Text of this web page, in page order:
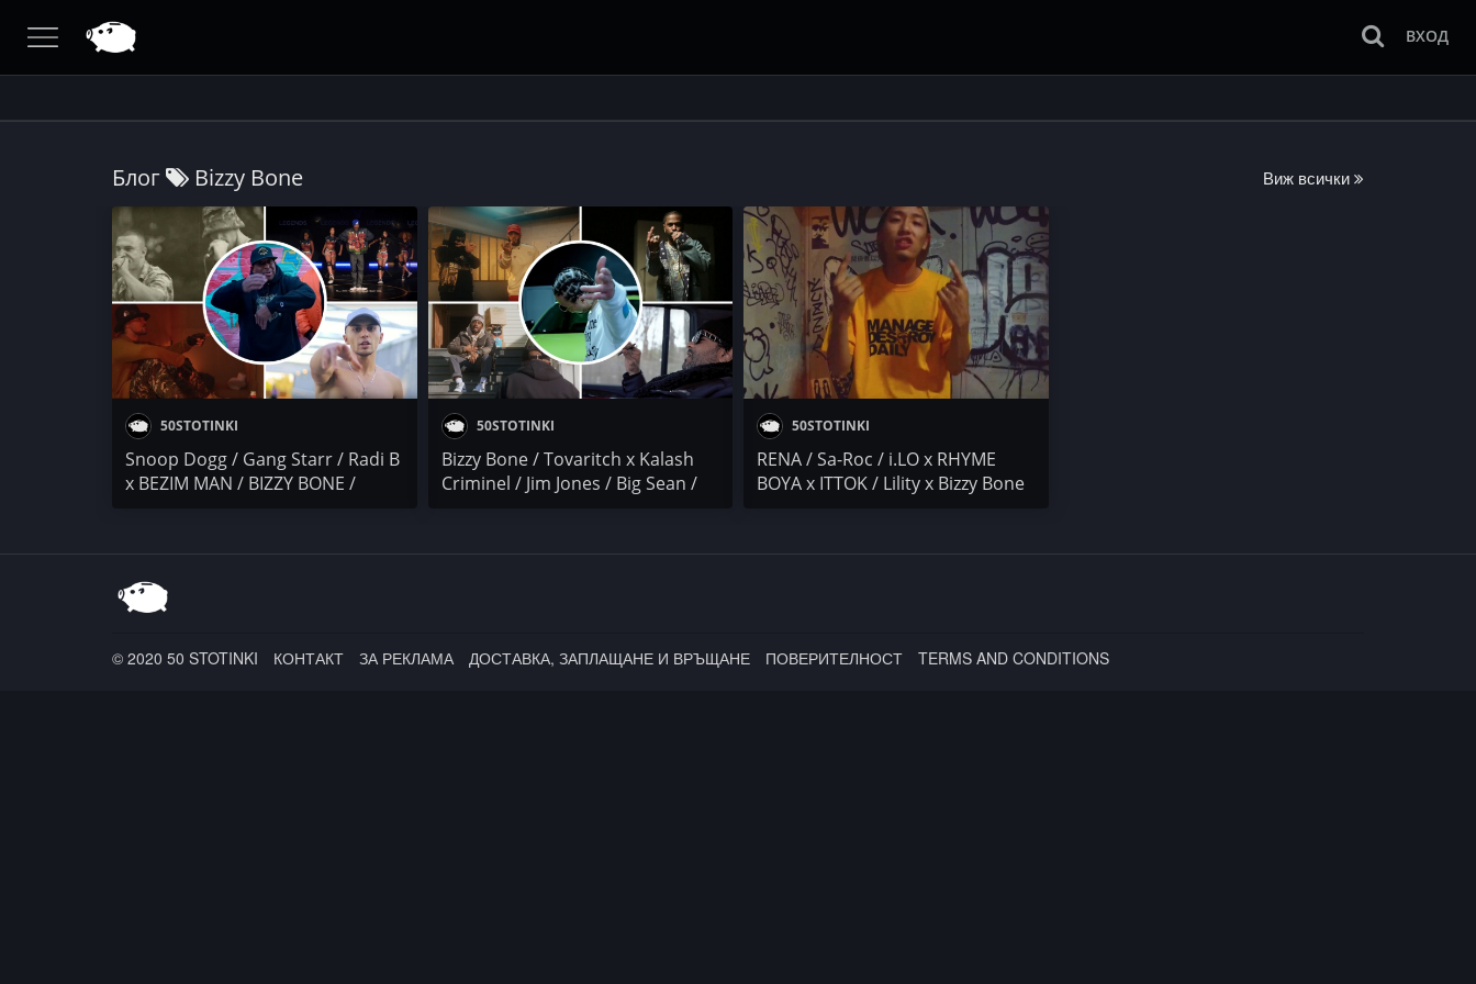
ВХОД
Блог Bizzy Bone Виж всички
50STOTINKI
Snoop Dogg / Gang Starr / Radi B
x BEZIM MAN / BIZZY BONE /
50STOTINKI
Bizzy Bone / Tovaritch x Kalash
Criminel / Jim Jones / Big Sean /
50STOTINKI
RENA / Sa-Roc / i.LO x RHYME
BOYA x ITTOK / Lility x Bizzy Bone
© 2020 50 STOTINKI КОНТАКТ ЗА РЕКЛАМА ДОСТАВКА, ЗАПЛАЩАНЕ И ВРЪЩАНЕ ПОВЕРИТЕЛНОСТ TERMS AND CONDITIONS